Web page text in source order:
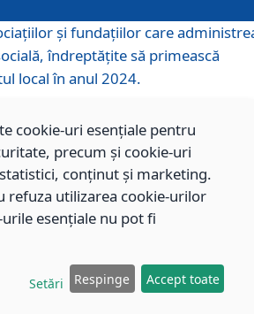
şi fundațiilor care
îndreptăţite să primească
local în anul 2024.
de cost pentru serviciile
Direcției de Asistență Socială
la H.C.L. nr. 91 din 09.02.2018,
cookie-uri esențiale pentru
precum și cookie-uri
conținut și marketing.
refuza utilizarea cookie-urilor
esențiale nu pot fi
Setări Respinge Accept toate